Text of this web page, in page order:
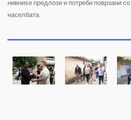
нивниѕе предлози и потреби поврзани
населбата.